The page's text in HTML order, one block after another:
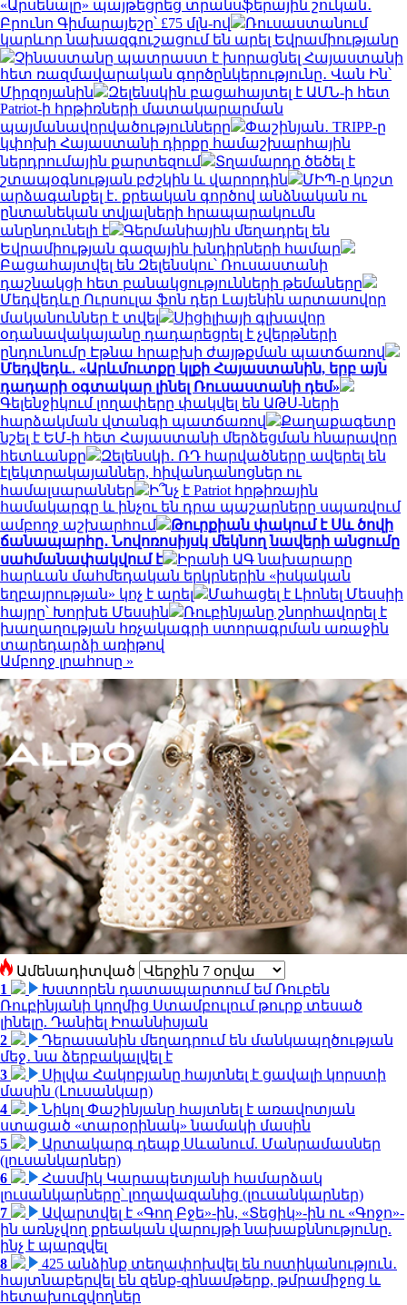
«Արսենալը» պայթեցրեց տրանսֆերային շուկան․
Բրունո Գիմարայեշը՝ £75 մլն-ով
Ռուսաստանում
կարևոր նախազգուշացում են արել Եվրամիությանը
Չինաստանը պատրաստ է խորացնել Հայաստանի
հետ ռազմավարական գործընկերությունը․ Վան Ին՝
Միրզոյանին
Զելենսկին բացահայտել է ԱՄՆ-ի հետ
Patriot-ի հրթիռների մատակարարման
պայմանավորվածությունները
Փաշինյան․ TRIPP-ը
կփոխի Հայաստանի դիրքը համաշխարհային
ներդրումային քարտեզում
Տղամարդը ծեծել է
շտապօգնության բժշկին և վարորդին
ՄԻՊ-ը կոշտ
արձագանքել է․ քրեական գործով անձնական ու
ընտանեկան տվյալների հրապարակումն
անընդունելի է
Գերմանիային մեղադրել են
Եվրամիության գազային խնդիրների համար
Բացահայտվել են Զելենսկու՝ Ռուսաստանի
դաշնակցի հետ բանակցությունների թեմաները
Մեդվեդևը Ուրսուլա ֆոն դեր Լայենին արտասովոր
մականուններ է տվել
Սիցիլիայի գլխավոր
օդանավակայանը դադարեցրել է չվերթների
ընդունումը Էթնա հրաբխի ժայթքման պատճառով
Մեդվեդև․ «Արևմուտքը կլքի Հայաստանին, երբ այն
դադարի օգտակար լինել Ռուսաստանի դեմ»
Գելենջիկում լողափերը փակվել են ԱԹՍ-ների
հարձակման վտանգի պատճառով
Քաղաքագետը
նշել է ԵՄ-ի հետ Հայաստանի մերձեցման հնարավոր
հետևանքը
Զելենսկի․ ՌԴ հարվածները ավերել են
էլեկտրակայաններ, հիվանդանոցներ ու
համալսարաններ
Ի՞նչ է Patriot հրթիռային
համակարգը և ինչու են դրա պաշարները սպառվում
ամբողջ աշխարհում
Թուրքիան փակում է Սև ծովի
ճանապարհը․ Նովոռոսիյսկ մեկնող նավերի անցումը
սահմանափակվում է
Իրանի ԱԳ նախարարը
հարևան մահմեդական երկրներին «իսկական
եղբայրության» կոչ է արել
Մահացել է Լիոնել Մեսսիի
հայրը՝ Խորխե Մեսսին
Ռուբինյանը շնորհավորել է
խաղաղության հռչակագրի ստորագրման առաջին
տարեդարձի առիթով
Ամբողջ լրահոսը »
Ամենադիտված
1
Խստորեն դատապարտում եմ Ռուբեն
Ռուբինյանի կողմից Ստամբուլում թուրք տեսած
լինելը. Դանիել Իոաննիսյան
2
Դերասանին մեղադրում են մանկապղծության
մեջ․ նա ձերբակալվել է
3
Սիլվա Հակոբյանը հայտնել է ցավալի կորստի
մասին (Լուսանկար)
4
Նիկոլ Փաշինյանը հայտնել է առավոտյան
ստացած «տարօրինակ» նամակի մասին
5
Արտակարգ դեպք Սևանում. Մանրամասներ
(լուսանկարներ)
6
Հասմիկ Կարապետյանի համարձակ
լուսանկարները՝ լողավազանից (լուսանկարներ)
7
Ավարտվել է «Գող Բջե»-ին, «Տեցիկ»-ին ու «Գոջո»-
ին առնչվող քրեական վարույթի նախաքննությունը.
ինչ է պարզվել
8
425 անձինք տեղափոխվել են ոստիկանություն․
հայտնաբերվել են զենք-զինամթերք, թմրամիջոց և
հետախուզվողներ